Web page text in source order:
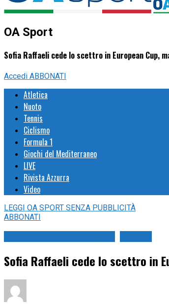
OA Sport
Sofia Raffaeli cede lo scettro in European Cup,
Accedi ABBONATI
Atletica
Nuoto
Tennis
Ciclismo
Formula 1
Giochi del Mediterraneo
LIVE
Rivista Azzurra
Video
LEGGI OA SPORT SENZA PUBBLICITÀ
ABBONATI
Sofia Raffaeli cede lo scettro in